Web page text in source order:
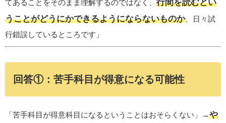
てあることをそのまま理解するのではなく、 行間を読むとい
うことがどうにかできるようにならないものか、日々試
行錯誤しているところです」
回答①：苦手科目が得意になる可能性
「苦手科目が得意科目になるということはおそらくない」→や